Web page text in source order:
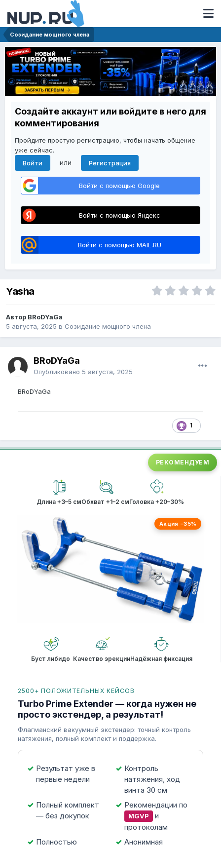
Созидание мощного члена
Создайте аккаунт или войдите в него для
комментирования
Пройдите простую регистрацию, чтобы начать общение
уже сейчас.
Войти
или Регистрация
Войти с помощью Google
Войти с помощью Яндекс
Войти с помощью MAIL.RU
Yasha
Автор BRoDYaGa
5 августа, 2025 в Созидание мощного члена
BRoDYaGa
Опубликовано 5 августа, 2025
BRoDYaGa
1
РЕКОМЕНДУЕМ
Длина +3–5 смОбхват +1–2 смГоловка +20–30%
Акция −35%
Буст либидо Качество эрекцииНадёжная фиксация
2500+ ПОЛОЖИТЕЛЬНЫХ КЕЙСОВ
Turbo Prime Extender — когда нужен не
просто экстендер, а результат!
Флагманский вакуумный экстендер: точный контроль
натяжения, полный комплект и поддержка.
Результат уже в
первые недели
Контроль
натяжения, ход
винта 30 см
Полный комплект
— без докупок
Рекомендации по
MGVP
и
протоколам
Полностью
Анонимная